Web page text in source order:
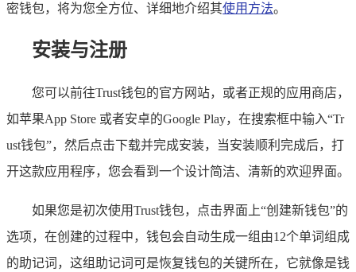
密钱包，将为您全方位、详细地介绍其使用方法。
安装与注册
您可以前往Trust钱包的官方网站，或者正规的应用商店，
如苹果App Store 或者安卓的Google Play，在搜索框中输入“Tr
ust钱包”，然后点击下载并完成安装，当安装顺利完成后，打
开这款应用程序，您会看到一个设计简洁、清新的欢迎界面。
如果您是初次使用Trust钱包，点击界面上“创建新钱包”的
选项，在创建的过程中，钱包会自动生成一组由12个单词组成
的助记词，这组助记词可是恢复钱包的关键所在，它就像是钱